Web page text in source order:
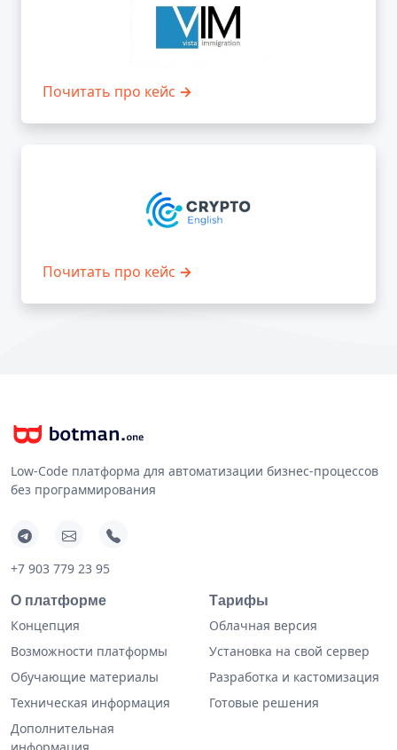
Почитать про кейс →
Почитать про кейс →
Low-Code платформа для автоматизации бизнес-процессов
без программирования
+7 903 779 23 95
О платформе
Концепция
Возможности платформы
Обучающие материалы
Техническая информация
Дополнительная
Тарифы
Облачная версия
Установка на свой сервер
Разработка и кастомизация
Готовые решения